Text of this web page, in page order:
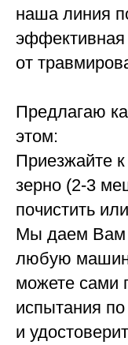
наша линия
эффективная
от
Предлагаю
этом:
Приезжайте
зерно (2-3
почистить
Мы даем Вам
любую
можете сами
испытания
и